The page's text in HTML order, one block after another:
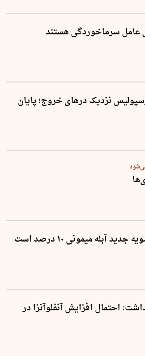
نزدیک درهای خروج؛ پایان
آبله میمونی ۱۰ درصد است
احتمال افزایش آنفلوآنزا در